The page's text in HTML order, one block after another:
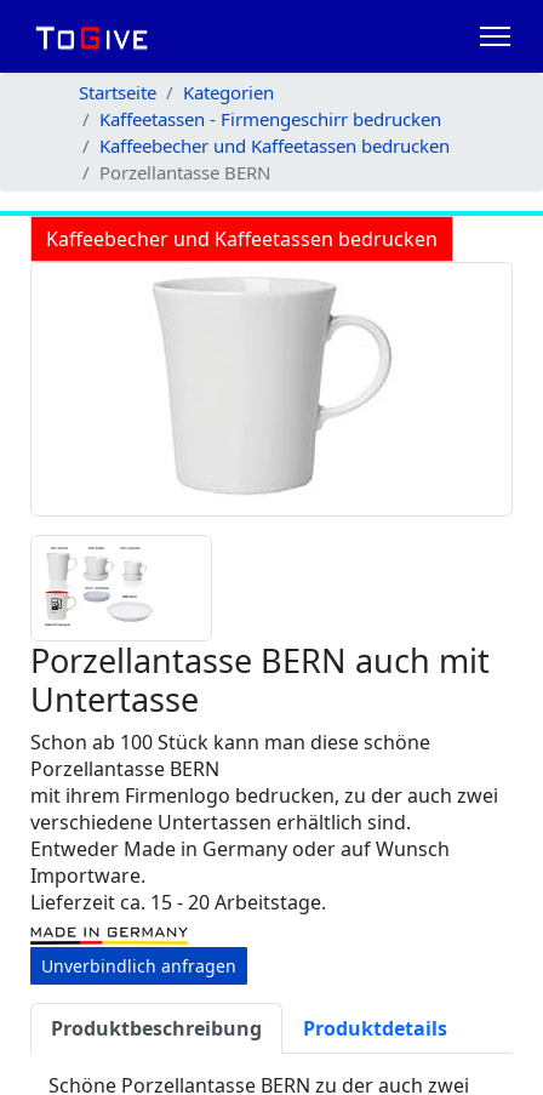
Startseite
Kategorien
Kaffeetassen - Firmengeschirr bedrucken
Kaffeebecher und Kaffeetassen bedrucken
Porzellantasse BERN
Kaffeebecher und Kaffeetassen bedrucken
Porzellantasse BERN auch mit
Untertasse
Schon ab 100 Stück kann man diese schöne
Porzellantasse BERN
mit ihrem Firmenlogo bedrucken, zu der auch zwei
verschiedene Untertassen erhältlich sind.
Entweder Made in Germany oder auf Wunsch
Importware.
Lieferzeit ca. 15 - 20 Arbeitstage.
Unverbindlich anfragen
Produktbeschreibung Produktdetails
Schöne Porzellantasse BERN zu der auch zwei